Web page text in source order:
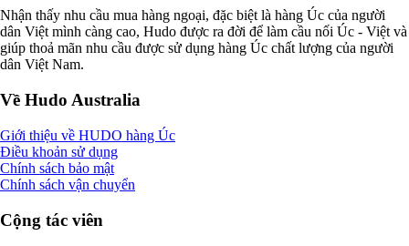
Nhận thấy nhu cầu mua hàng ngoại, đặc biệt là hàng Úc của người
dân Việt mình càng cao, Hudo được ra đời để làm cầu nối Úc - Việt và
giúp thoả mãn nhu cầu được sử dụng hàng Úc chất lượng của người
dân Việt Nam.
Về Hudo Australia
Giới thiệu về HUDO hàng Úc
Điều khoản sử dụng
Chính sách bảo mật
Chính sách vận chuyển
Cộng tác viên